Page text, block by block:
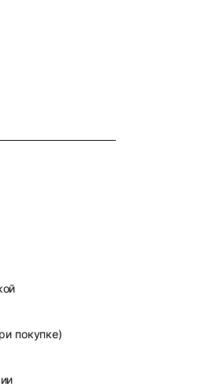
покупке)